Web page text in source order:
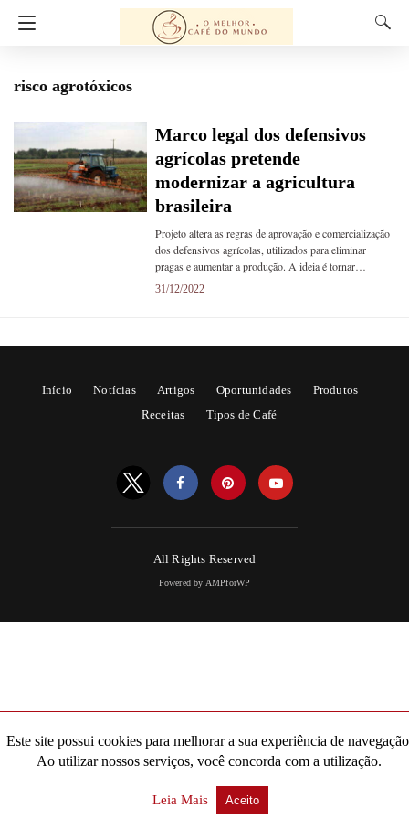
risco agrotóxicos
Marco legal dos defensivos
agrícolas pretende
modernizar a agricultura
brasileira
Projeto altera as regras de aprovação e comercialização
dos defensivos agrícolas, utilizados para eliminar
pragas e aumentar a produção. A ideia é tornar…
31/12/2022
Início Notícias Artigos Oportunidades
Produtos
Receitas
Tipos de Café
All Rights Reserved
Powered by AMPforWP
Este site possui cookies para melhorar a sua experiência de
Ao utilizar nossos serviços, você concorda com a utilização.
Leia Mais Aceito